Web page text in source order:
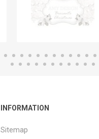
INFORMATION
Sitemap